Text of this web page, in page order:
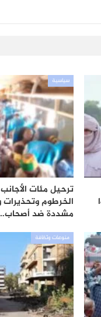
سياسية
ترحيل مئات
الخرطوم وتحذيرات
مشددة ضد
منوعات وثقافة